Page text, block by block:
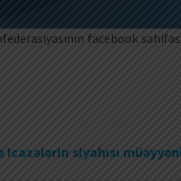
facebook
siyahısı